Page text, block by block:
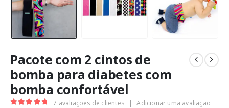
Pacote com 2 cintos de
bomba para diabetes com
bomba confortável
7 avaliações de clientes | Adicionar uma avaliação